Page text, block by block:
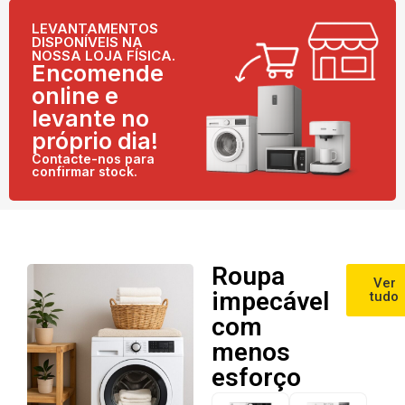
LEVANTAMENTOS
DISPONÍVEIS NA
NOSSA LOJA FÍSICA.
Encomende
online e
levante no
próprio dia!
Contacte-nos para
confirmar stock.
Roupa
impecável
com
menos
esforço
Ver
tudo